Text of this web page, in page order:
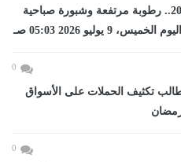
طقس الخميس 9 يوليو 2026.. رطوبة مرتفعة وشبورة صباحية
يوليو 2026 05:03 صـ
0
مطالب تكثيف الحملات على الأسواق
0